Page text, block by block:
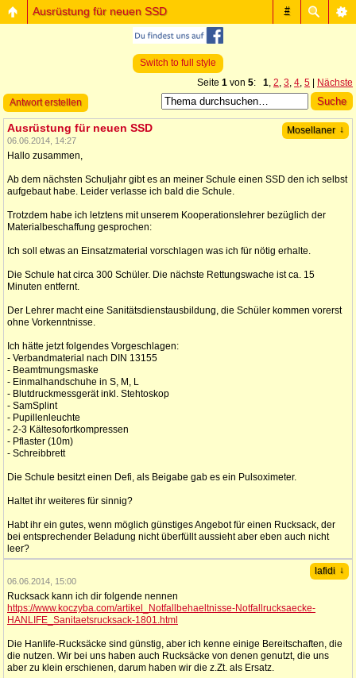
#
Ausrüstung für neuen SSD
Switch to full style
Seite 1 von 5: 1, 2, 3, 4, 5
Nächste
Antwort erstellen
Mosellaner ↓
Ausrüstung für neuen SSD
06.06.2014, 14:27
Hallo zusammen,
Ab dem nächsten Schuljahr gibt es an meiner Schule einen SSD den ich selbst
aufgebaut habe. Leider verlasse ich bald die Schule.
Trotzdem habe ich letztens mit unserem Kooperationslehrer bezüglich der
Materialbeschaffung gesprochen:
Ich soll etwas an Einsatzmaterial vorschlagen was ich für nötig erhalte.
Die Schule hat circa 300 Schüler. Die nächste Rettungswache ist ca. 15
Minuten entfernt.
Der Lehrer macht eine Sanitätsdienstausbildung, die Schüler kommen vorerst
ohne Vorkenntnisse.
Ich hätte jetzt folgendes Vorgeschlagen:
- Verbandmaterial nach DIN 13155
- Beamtmungsmaske
- Einmalhandschuhe in S, M, L
- Blutdruckmessgerät inkl. Stehtoskop
- SamSplint
- Pupillenleuchte
- 2-3 Kältesofortkompressen
- Pflaster (10m)
- Schreibbrett
Die Schule besitzt einen Defi, als Beigabe gab es ein Pulsoximeter.
Haltet ihr weiteres für sinnig?
Habt ihr ein gutes, wenn möglich günstiges Angebot für einen Rucksack, der
bei entsprechender Beladung nicht überfüllt aussieht aber eben auch nicht
leer?
lafidi ↓
06.06.2014, 15:00
Rucksack kann ich dir folgende nennen
https://www.koczyba.com/artikel_Notfallbehaeltnisse-Notfallrucksaecke-
HANLIFE_Sanitaetsrucksack-1801.html
Die Hanlife-Rucksäcke sind günstig, aber ich kenne einige Bereitschaften, die
die nutzen. Wir bei uns haben auch Rucksäcke von denen genutzt, die uns
aber zu klein erschienen, darum haben wir die z.Zt. als Ersatz.